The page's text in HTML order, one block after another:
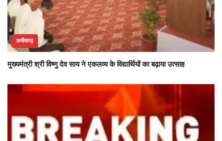
छत्तीसगढ़
मुख्यमंत्री श्री विष्णु देव साय ने एकलव्य के विद्यार्थियों का बढ़ाया उत्साह